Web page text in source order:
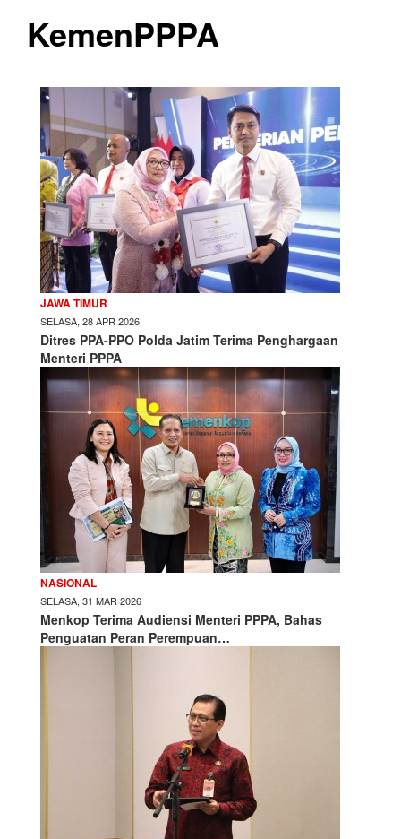
KemenPPPA
JAWA TIMUR
SELASA, 28 APR 2026
Ditres PPA-PPO Polda Jatim Terima Penghargaan
Menteri PPPA
NASIONAL
SELASA, 31 MAR 2026
Menkop Terima Audiensi Menteri PPPA, Bahas
Penguatan Peran Perempuan…